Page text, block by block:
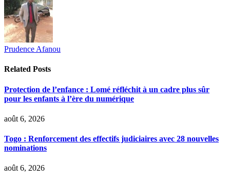
Prudence Afanou
Related Posts
Protection de l’enfance : Lomé réfléchit à un cadre plus sûr
pour les enfants à l’ère du numérique
août 6, 2026
Togo : Renforcement des effectifs judiciaires avec 28 nouvelles
nominations
août 6, 2026